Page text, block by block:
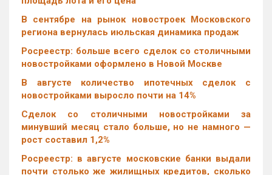
В сентябре на рынок новостроек Московского
региона вернулась июльская динамика продаж
Росреестр: больше всего сделок со столичными
новостройками оформлено в Новой Москве
В августе количество ипотечных сделок с
новостройками выросло почти на 14%
Cделок со столичными новостройками за
минувший месяц стало больше, но не намного —
рост составил 1,2%
Росреестр: в августе московские банки выдали
почти столько же жилищных кредитов, сколько